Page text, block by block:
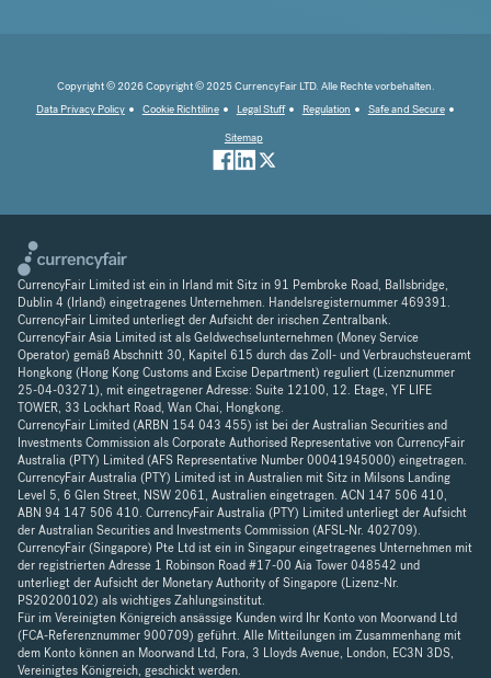
Copyright © 2026 Copyright © 2025 CurrencyFair LTD. Alle Rechte vorbehalten.
Data Privacy Policy
Cookie Richtiline Legal Stuff Regulation
Safe and Secure
Sitemap
CurrencyFair Limited ist ein in Irland mit Sitz in 91 Pembroke Road, Ballsbridge,
Dublin 4 (Irland) eingetragenes Unternehmen. Handelsregisternummer 469391.
CurrencyFair Limited unterliegt der Aufsicht der irischen Zentralbank.
CurrencyFair Asia Limited ist als Geldwechselunternehmen (Money Service
Operator) gemäß Abschnitt 30, Kapitel 615 durch das Zoll- und Verbrauchsteueramt
Hongkong (Hong Kong Customs and Excise Department) reguliert (Lizenznummer
25-04-03271), mit eingetragener Adresse: Suite 12100, 12. Etage, YF LIFE
TOWER, 33 Lockhart Road, Wan Chai, Hongkong.
CurrencyFair Limited (ARBN 154 043 455) ist bei der Australian Securities and
Investments Commission als Corporate Authorised Representative von CurrencyFair
Australia (PTY) Limited (AFS Representative Number 00041945000) eingetragen.
CurrencyFair Australia (PTY) Limited ist in Australien mit Sitz in Milsons Landing
Level 5, 6 Glen Street, NSW 2061, Australien eingetragen. ACN 147 506 410,
ABN 94 147 506 410. CurrencyFair Australia (PTY) Limited unterliegt der Aufsicht
der Australian Securities and Investments Commission (AFSL-Nr. 402709).
CurrencyFair (Singapore) Pte Ltd ist ein in Singapur eingetragenes Unternehmen mit
der registrierten Adresse 1 Robinson Road #17-00 Aia Tower 048542 und
unterliegt der Aufsicht der Monetary Authority of Singapore (Lizenz-Nr.
PS20200102) als wichtiges Zahlungsinstitut.
Für im Vereinigten Königreich ansässige Kunden wird Ihr Konto von Moorwand Ltd
(FCA-Referenznummer 900709) geführt. Alle Mitteilungen im Zusammenhang mit
dem Konto können an Moorwand Ltd, Fora, 3 Lloyds Avenue, London, EC3N 3DS,
Vereinigtes Königreich, geschickt werden.